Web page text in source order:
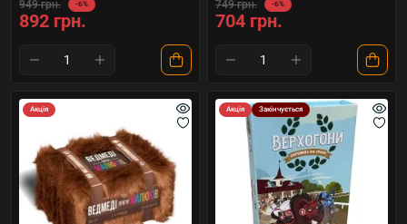
949 грн. -6%
892 грн.
749 грн. -6%
704 грн.
Акція Акція Закінчується